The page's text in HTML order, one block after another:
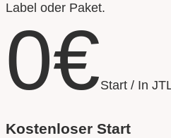
Label oder Paket.
0€Start / In
Kostenloser Start